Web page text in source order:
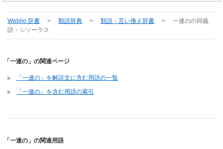
Weblio 辞書 > 類語辞典 > 類語・言い換え辞書 > 一連のの同義
語・シソーラス
「一連の」の関連ページ
「一連の」を解説文に含む用語の一覧
「一連の」を含む用語の索引
「一連の」の関連用語